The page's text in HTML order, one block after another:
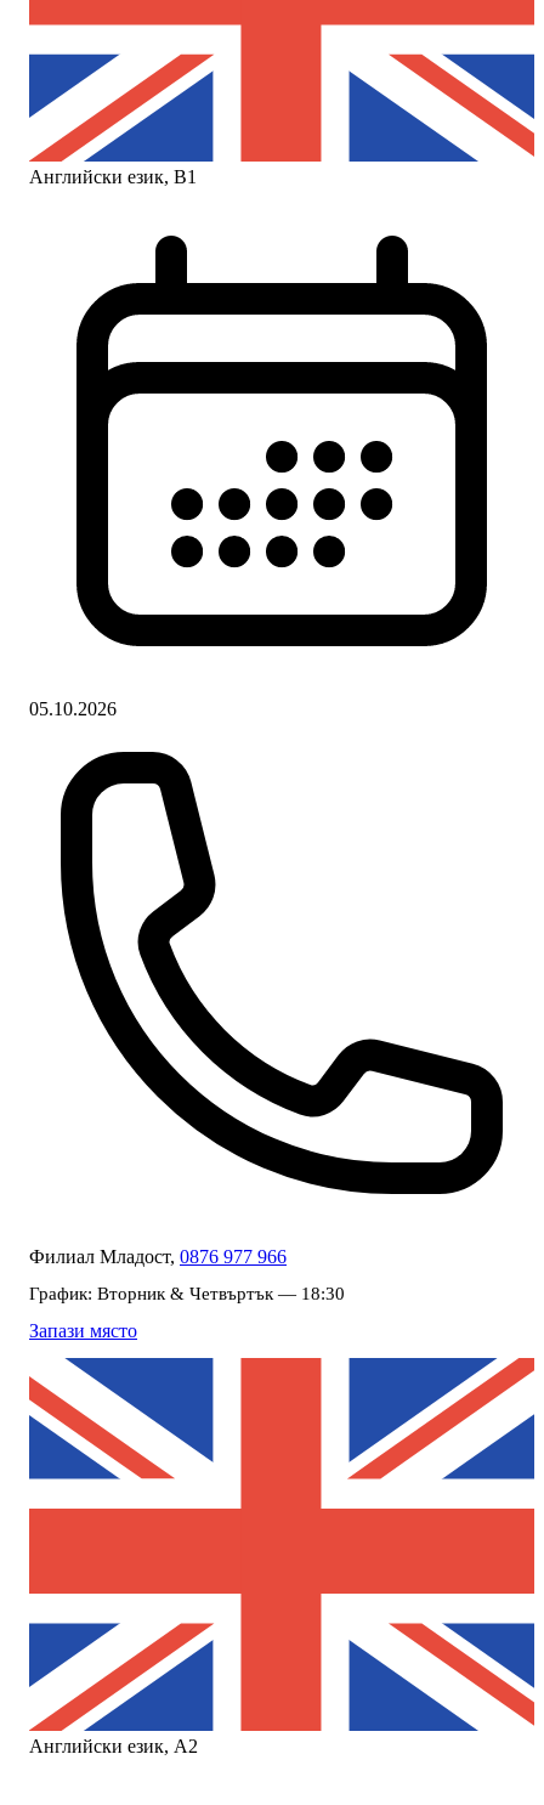
Английски език, B1
05.10.2026
Филиал Младост, 0876 977 966
График: Вторник & Четвъртък — 18:30
Запази място
Английски език, А2